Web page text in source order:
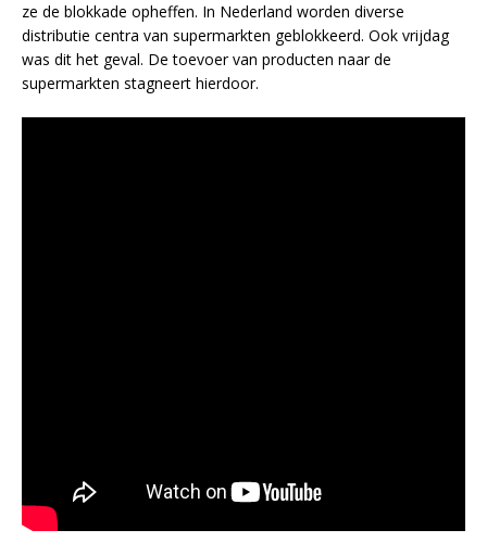
ze de blokkade opheffen. In Nederland worden diverse
distributie centra van supermarkten geblokkeerd. Ook vrijdag
was dit het geval. De toevoer van producten naar de
supermarkten stagneert hierdoor.